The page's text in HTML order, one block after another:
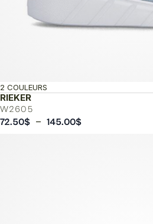
RIEKER
W2605
2 COULEURS
72.50$ – 145.00$Plage